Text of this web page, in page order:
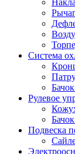
Система
Рулевое
Подвеска